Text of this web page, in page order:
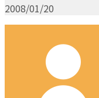
2008/01/20